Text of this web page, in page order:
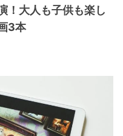
！大人も子供も楽し
3本